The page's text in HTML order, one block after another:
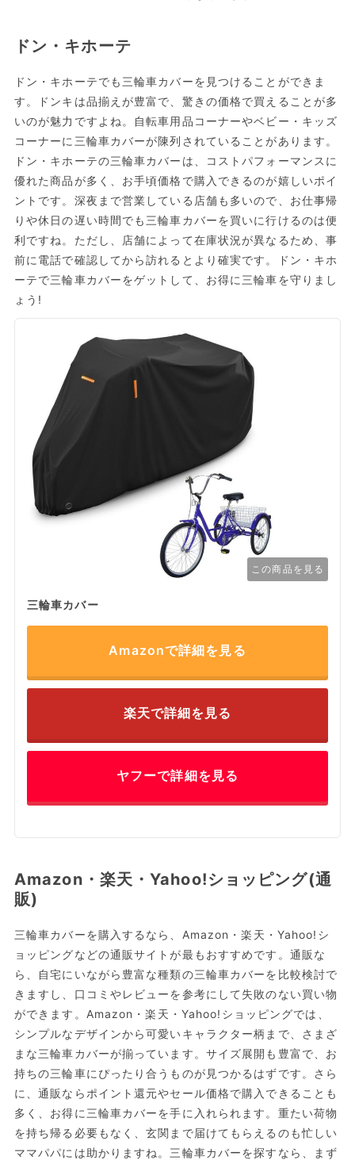
ドン・キホーテ
ドン・キホーテでも三輪車カバーを見つけることができま
す。ドンキは品揃えが豊富で、驚きの価格で買えることが多
いのが魅力ですよね。自転車用品コーナーやベビー・キッズ
コーナーに三輪車カバーが陳列されていることがあります。
ドン・キホーテの三輪車カバーは、コストパフォーマンスに
優れた商品が多く、お手頃価格で購入できるのが嬉しいポイ
ントです。深夜まで営業している店舗も多いので、お仕事帰
りや休日の遅い時間でも三輪車カバーを買いに行けるのは便
利ですね。ただし、店舗によって在庫状況が異なるため、事
前に電話で確認してから訪れるとより確実です。ドン・キホ
ーテで三輪車カバーをゲットして、お得に三輪車を守りまし
ょう!
この商品を見る
三輪車カバー
Amazonで詳細を見る
楽天で詳細を見る
ヤフーで詳細を見る
Amazon・楽天・Yahoo!ショッピング(通
販)
三輪車カバーを購入するなら、Amazon・楽天・Yahoo!シ
ョッピングなどの通販サイトが最もおすすめです。通販な
ら、自宅にいながら豊富な種類の三輪車カバーを比較検討で
きますし、口コミやレビューを参考にして失敗のない買い物
ができます。Amazon・楽天・Yahoo!ショッピングでは、
シンプルなデザインから可愛いキャラクター柄まで、さまざ
まな三輪車カバーが揃っています。サイズ展開も豊富で、お
持ちの三輪車にぴったり合うものが見つかるはずです。さら
に、通販ならポイント還元やセール価格で購入できることも
多く、お得に三輪車カバーを手に入れられます。重たい荷物
を持ち帰る必要もなく、玄関まで届けてもらえるのも忙しい
ママパパには助かりますね。三輪車カバーを探すなら、まず